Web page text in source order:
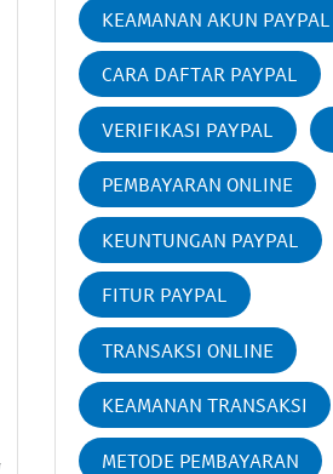
KEAMANAN AKUN PAYPAL
CARA DAFTAR PAYPAL
VERIFIKASI PAYPAL
PEMBAYARAN ONLINE
KEUNTUNGAN PAYPAL
FITUR PAYPAL
TRANSAKSI ONLINE
KEAMANAN TRANSAKSI
METODE PEMBAYARAN